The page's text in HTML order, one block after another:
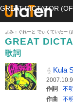
よみ：ぐれーと でぃくていたー (
GREAT
歌詞
Kula
作詞
不明
作曲
不明